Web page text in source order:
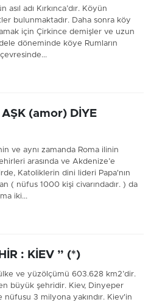
adı Kırkınca’dır. Köyün
bulunmaktadır. Daha sonra köy
için Çirkince demişler ve uzun
döneminde köye Rumların
AŞK (amor) DİYE
ve aynı zamanda Roma ilinin
arasında ve Akdenize’e
Katoliklerin dini lideri Papa'nın
( nüfus 1000 kişi civarındadır. ) da
iki...
: KİEV ” (*)
ve yüzölçümü 603.628 km2’dir.
büyük şehridir. Kiev, Dinyeper
nüfusu 3 milyona yakındır. Kiev'in